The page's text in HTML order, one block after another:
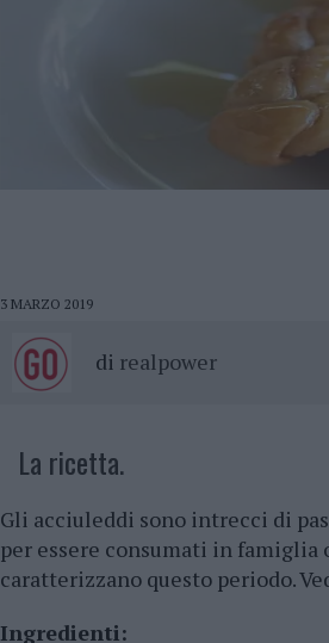
3 MARZO 2019
di realpower
La ricetta.
Gli acciuleddi sono intrecci di
per essere consumati in
caratterizzano questo periodo.
Ingredienti: